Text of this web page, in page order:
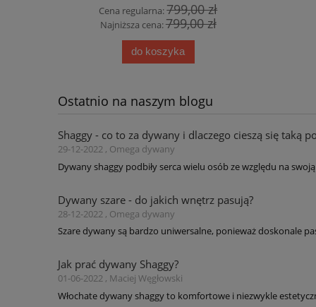
Cena regularna:799,00 zł
Najniższa cena:799,00 zł
do koszyka
Ostatnio na naszym blogu
Shaggy - co to za dywany i dlaczego cieszą się taką
29-12-2022 , Omega dywany
Dywany shaggy podbiły serca wielu osób ze względu na
Dywany szare - do jakich wnętrz pasują?
28-12-2022 , Omega dywany
Szare dywany są bardzo uniwersalne, ponieważ doskonale
Jak prać dywany Shaggy?
01-06-2022 , Maciej Węgłowski
Włochate dywany shaggy to komfortowe i niezwykle